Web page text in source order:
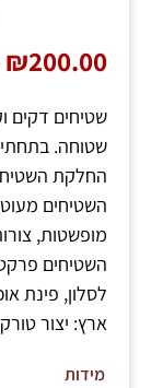
₪200.00
שטיחים דקים
שטוחה.
החלקת
השטיחים
מופשטות,
השטיחים
לסלון, פינת
ארץ: יצור
מידות